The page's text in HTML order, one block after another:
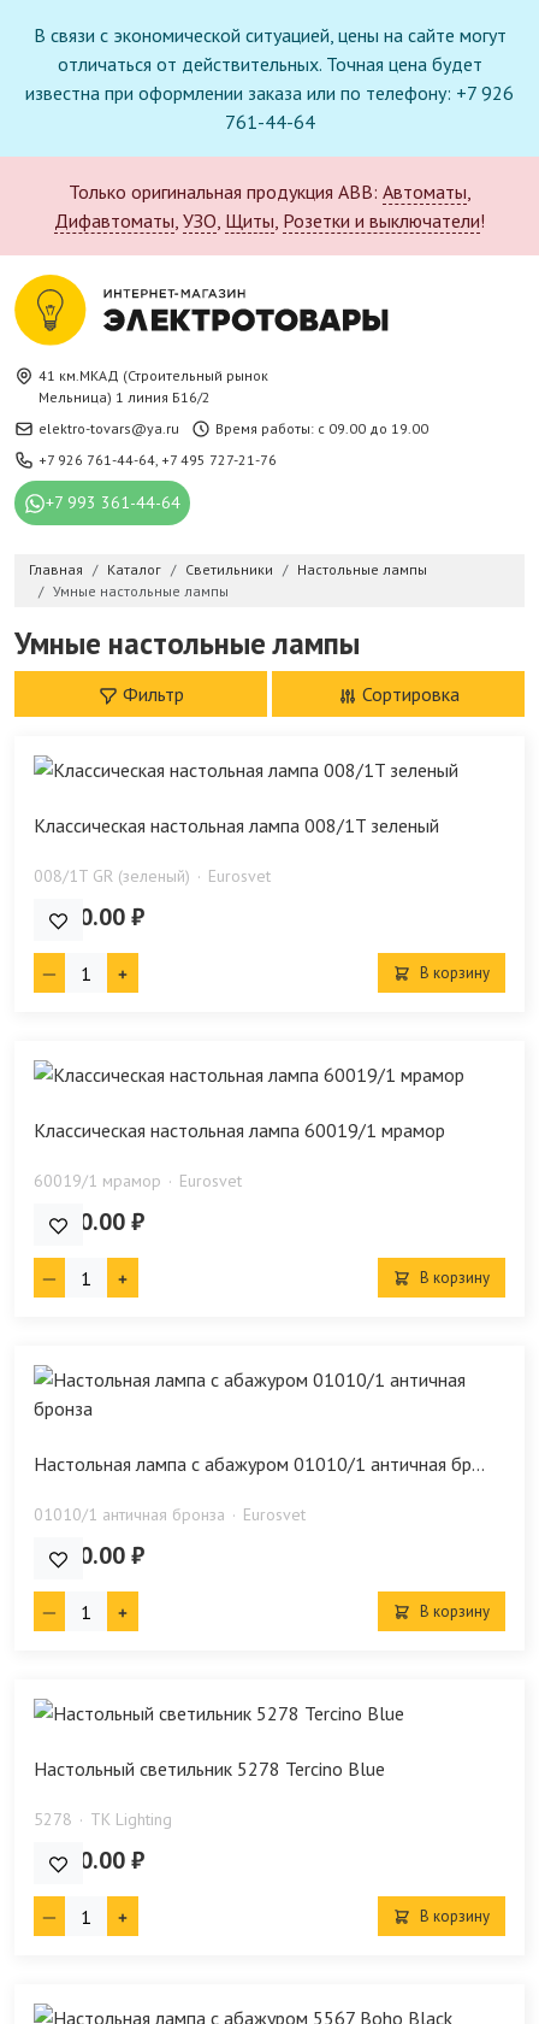
В связи с экономической ситуацией, цены на сайте могут
отличаться от действительных. Точная цена будет
известна при оформлении заказа или по телефону: +7 926
761-44-64
Только оригинальная продукция ABB: Автоматы,
Дифавтоматы, УЗО, Щиты, Розетки и выключатели!
41 км.МКАД (Строительный рынок
Мельница) 1 линия Б16/2
elektro-tovars@ya.ru
Время работы: с 09.00 до 19.00
+7 926 761-44-64, +7 495 727-21-76
+7 993 361-44-64
Главная Каталог Светильники
Настольные лампы
Умные настольные лампы
Умные настольные лампы
Фильтр Сортировка
Классическая настольная лампа 008/1T зеленый
008/1T GR (зеленый) Eurosvet
5 900.00 ₽
В корзину
Классическая настольная лампа 60019/1 мрамор
60019/1 мрамор Eurosvet
4 770.00 ₽
В корзину
Настольная лампа с абажуром 01010/1 античная бр...
01010/1 античная бронза Eurosvet
8 410.00 ₽
В корзину
Настольный светильник 5278 Tercino Blue
5278 TK Lighting
5 810.00 ₽
В корзину